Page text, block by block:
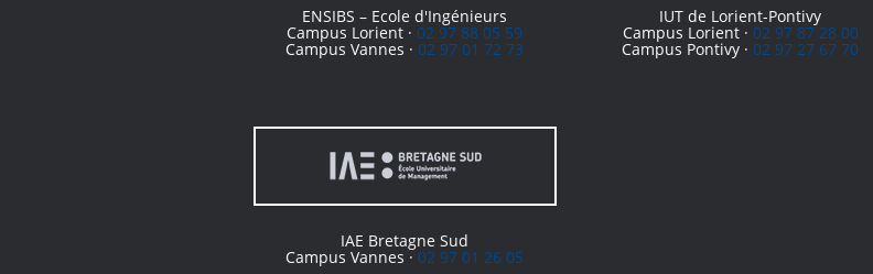
ENSIBS – Ecole d'Ingénieurs
Campus Lorient ·02 97 88 05 59
Campus Vannes ·02 97 01 72 73
IUT de Lorient-Pontivy
Campus Lorient · 02 97 87 28 00
Campus Pontivy ·02 97 27 67 70
IAE Bretagne Sud
Campus Vannes ·02 97 01 26 05